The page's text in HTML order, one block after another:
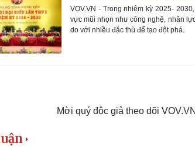
VOV.VN - Trong nhiệm kỳ 2025-
vực mũi nhọn như công nghệ, nhân
do với nhiều đặc thù để tạo đột phá.
Mời quý độc giả theo dõi